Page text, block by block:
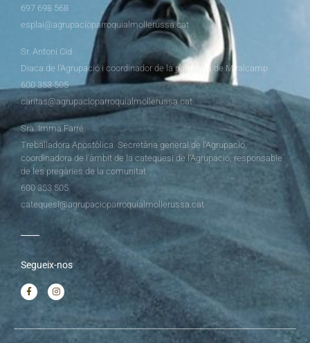
697 698 568
esplai@agrupacioparroquialmollerussa.cat
Sr. Antoni Cid
Diaca de l’Agrupació i coordinador de la parròquia de Miralcamp
600 353 505
caritas@agrupacioparroquialmollerussa.cat
Sra. Imma Farré
Treballadora Apostòlica. Secretària general de l’Agrupació,
coordinadora de l’àmbit de la catequesi de l’Agrupació, responsable
de les pregàries de la comunitat
600 353 505
catequesi@agrupacioparroquialmollerussa.cat
Segueix-nos